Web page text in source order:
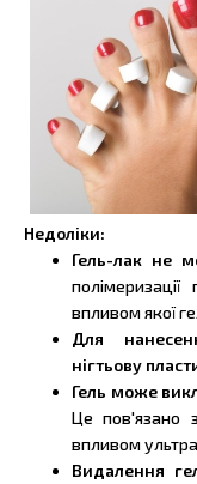
Недоліки:
Гель-лак не
впливом якої
Для
нігтьову
Гель може
Це пов'язано
впливом
Видалення